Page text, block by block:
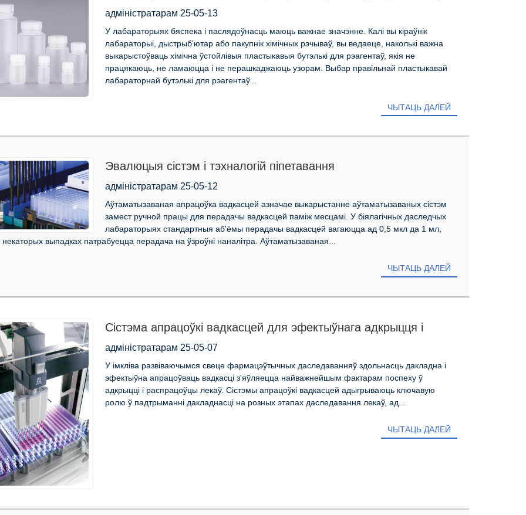
бяспечныя і хімічна ўстойлівыя
адміністратарам 25-05-13
У лабараторыях бяспека і паслядоўнасць маюць важнае значэнне. Калі вы кіраўнік
лабараторыі, дыстрыб'ютар або пакупнік хімічных рэчываў, вы ведаеце, наколькі важна
выкарыстоўваць хімічна ўстойлівыя пластыкавыя бутэлькі для рэагентаў, якія не
працякаюць, не ламаюцца і не перашкаджаюць узорам. Выбар правільнай пластыкавай
лабараторнай бутэлькі для рэагентаў...
ЧЫТАЦЬ ДАЛЕЙ
Эвалюцыя сістэм і тэхналогій піпетавання
адміністратарам 25-05-12
Аўтаматызаваная апрацоўка вадкасцей азначае выкарыстанне аўтаматызаваных сістэм
замест ручной працы для перадачы вадкасцей паміж месцамі. У біялагічных даследчых
лабараторыях стандартныя аб'ёмы перадачы вадкасцей вагаюцца ад 0,5 мкл да 1 мл,
некаторых выпадках патрабуецца перадача на ўзроўні наналітра. Аўтаматызаваная...
ЧЫТАЦЬ ДАЛЕЙ
Сістэма апрацоўкі вадкасцей для эфектыўнага адкрыцця і
распрацоўкі лекаў
адміністратарам 25-05-07
У імкліва развіваючымся свеце фармацэўтычных даследаванняў здольнасць дакладна і
эфектыўна апрацоўваць вадкасці з'яўляецца найважнейшым фактарам поспеху ў
адкрыцці і распрацоўцы лекаў. Сістэмы апрацоўкі вадкасцей адыгрываюць ключавую
ролю ў падтрыманні дакладнасці на розных этапах даследавання лекаў, ад...
ЧЫТАЦЬ ДАЛЕЙ